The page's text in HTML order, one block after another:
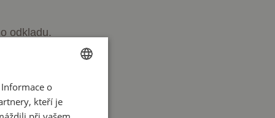
odkladu.
se
ENGLISH
o
kteří je